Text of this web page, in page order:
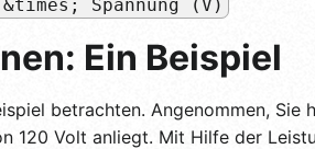
Spannung (V)
Ein Beispiel
betrachten. Angenommen,
120 Volt anliegt. Mit Hilfe der